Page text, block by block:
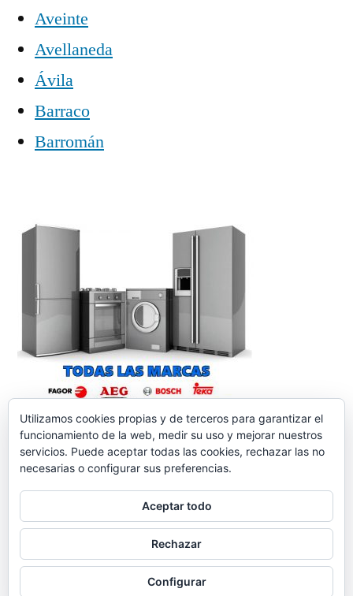
Aveinte
Avellaneda
Ávila
Barraco
Barromán
reparacionelectrodomesticos.org,Funciona gracias a
Contacto Aviso legal
cookies
Política de Privacidad
Utilizamos cookies propias y de terceros para garantizar el
funcionamiento de la web, medir su uso y mejorar nuestros
servicios. Puede aceptar todas las cookies, rechazar las no
necesarias o configurar sus preferencias.
Aceptar todo
Rechazar
Configurar